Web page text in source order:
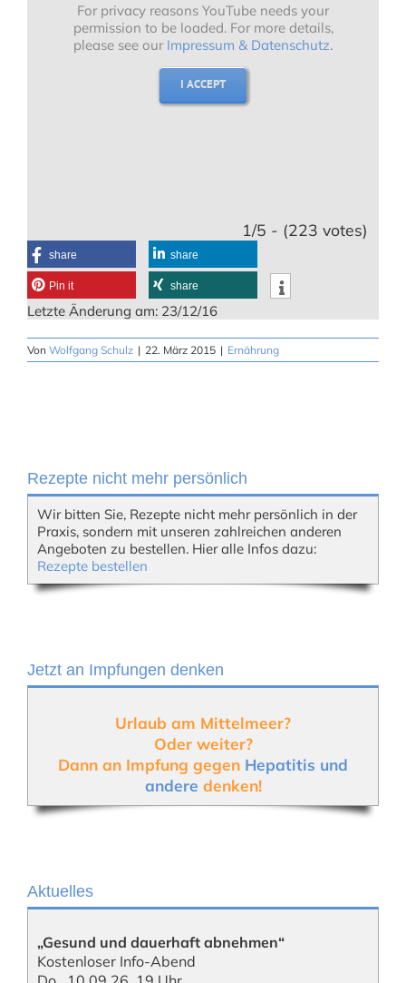
For privacy reasons YouTube needs your
permission to be loaded. For more details,
please see our Impressum & Datenschutz.
I ACCEPT
1/5 - (223 votes)
share share
Pin it share
Letzte Änderung am: 23/12/16
Von Wolfgang Schulz | 22. März 2015 | Ernährung
Rezepte nicht mehr persönlich
Wir bitten Sie, Rezepte nicht mehr persönlich in der
Praxis, sondern mit unseren zahlreichen anderen
Angeboten zu bestellen. Hier alle Infos dazu:
Rezepte bestellen
Jetzt an Impfungen denken
Urlaub am Mittelmeer?
Oder weiter?
Dann an Impfung gegen Hepatitis und
andere denken!
Aktuelles
„Gesund und dauerhaft abnehmen“
Kostenloser Info-Abend